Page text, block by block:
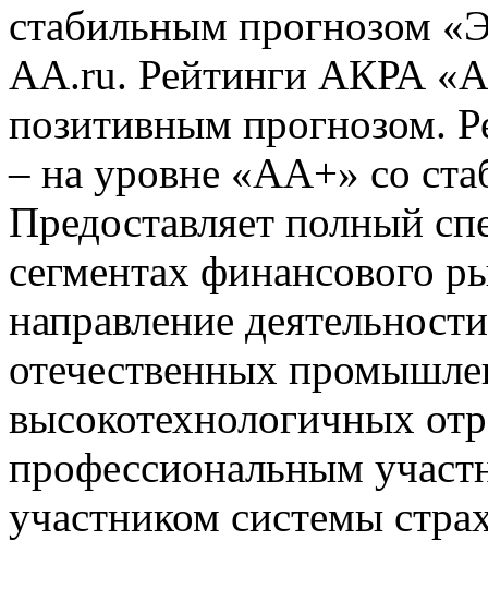
стабильным прогнозом
АА.ru. Рейтинги АКРА
позитивным прогнозом.
– на уровне «AA+» со
Предоставляет полный
сегментах финансового
направление
отечественных
высокотехнологичных
профессиональным
участником системы